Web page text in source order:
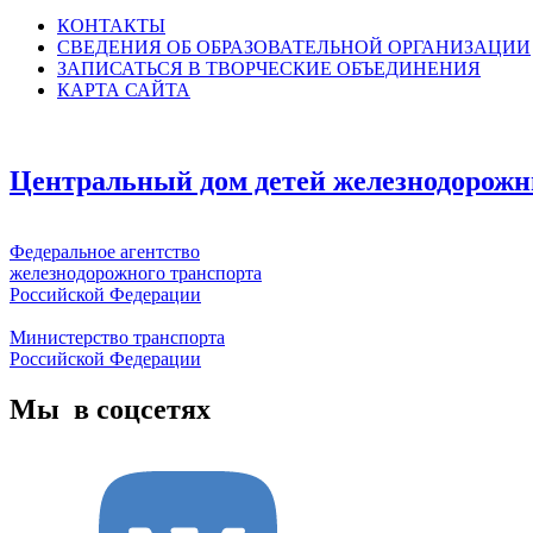
КОНТАКТЫ
СВЕДЕНИЯ ОБ ОБРАЗОВАТЕЛЬНОЙ ОРГАНИЗАЦИИ
ЗАПИСАТЬСЯ В ТВОРЧЕСКИЕ ОБЪЕДИНЕНИЯ
КАРТА САЙТА
Центральный дом детей
Федеральное агентство
железнодорожного транспорта
Российской Федерации
Министерство транспорта
Российской Федерации
Мы в соцсетях